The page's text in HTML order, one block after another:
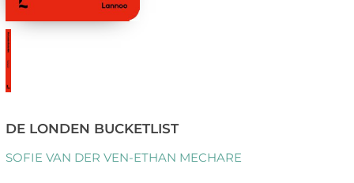
DE LONDEN BUCKETLIST
SOFIE VAN DER VEN-ETHAN MECHARE